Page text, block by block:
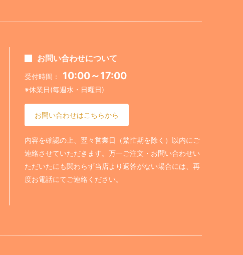
お問い合わせについて
受付時間： 10:00～17:00
※休業日(毎週水・日曜日)
お問い合わせはこちらから
内容を確認の上、翌々営業日（繁忙期を除く）以内にご
連絡させていただきます。万一ご注文・お問い合わせい
ただいたにも関わらず当店より返答がない場合には、再
度お電話にてご連絡ください。